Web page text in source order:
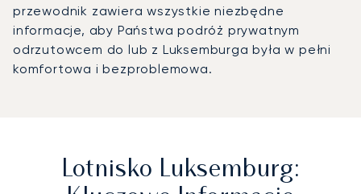
przewodnik zawiera wszystkie niezbędne
informacje, aby Państwa podróż prywatnym
odrzutowcem do lub z Luksemburga była w pełni
komfortowa i bezproblemowa.
Lotnisko Luksemburg: